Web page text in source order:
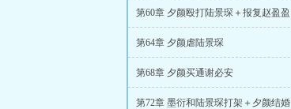
第60章 夕颜殴打陆景琛＋报复赵盈盈
第64章 夕颜虐陆景琛
第68章 夕颜买通谢必安
第72章 墨衍和陆景琛打架＋夕颜结婚